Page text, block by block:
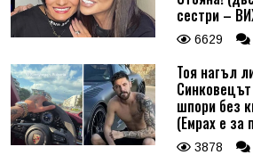
сестри –
6629
Тоя нагъл
шпори без
(Емрах е
3878